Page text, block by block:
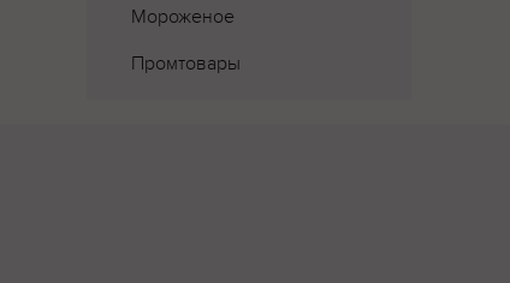
Мороженое
Промтовары